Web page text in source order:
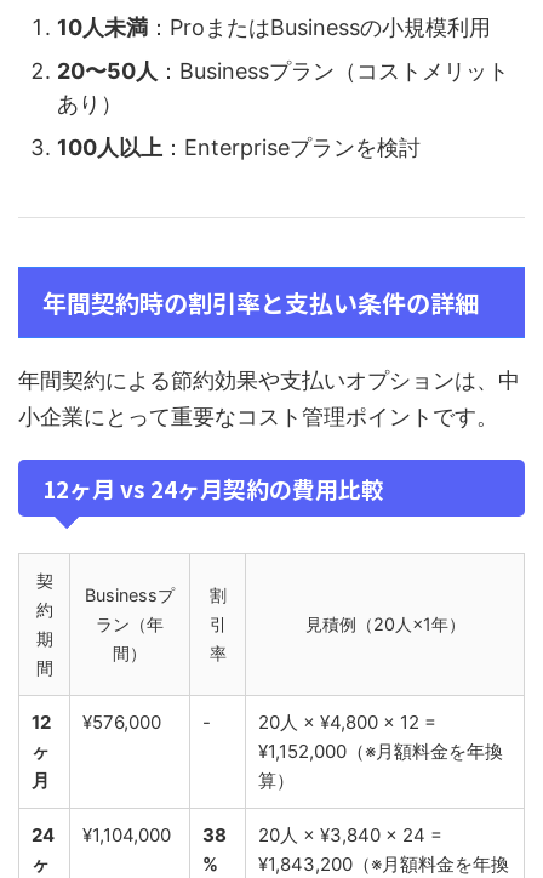
10人未満 ：ProまたはBusinessの小規模利用
20〜50人 ：Businessプラン（コストメリット
あり）
100人以上 ：Enterpriseプランを検討
年間契約時の割引率と支払い条件の詳細
年間契約による節約効果や支払いオプションは、中
小企業にとって重要なコスト管理ポイントです。
12ヶ月 vs 24ヶ月契約の費用比較
契
約
期
間
Businessプ
ラン（年
間）
割
引
率
見積例（20人×1年）
12
ヶ
月
¥576,000 -
20人 × ¥4,800 × 12 =
¥1,152,000（※月額料金を年換
算）
24
ヶ
¥1,104,000
38
%
20人 × ¥3,840 × 24 =
¥1,843,200（※月額料金を年換